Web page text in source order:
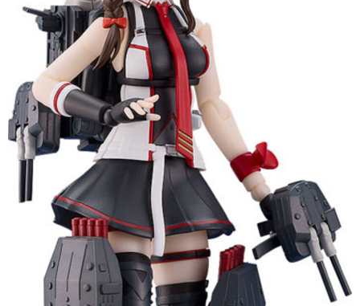
2.基於同意付款使用「大哥付你分期」之契約關係目的，商店將以您的個人
資料（包含姓名、電話或地址）提供予台灣大哥大進項蒐集、處理及利用，
由本公司與您本人進行分期帳單所需資料之確認、核對及更正。
3.完整用戶服務條款，請詳閱以下連結：https://oppay.tw/userRule
預購-宅配(舊)
每筆NT$120，滿NT$3,000(含以上)免運費
預購-宅配(離島)(舊)
每筆NT$160，滿NT$3,000(含以上)免運費
東海門市自取，需自備購物袋取貨唷。
免運費